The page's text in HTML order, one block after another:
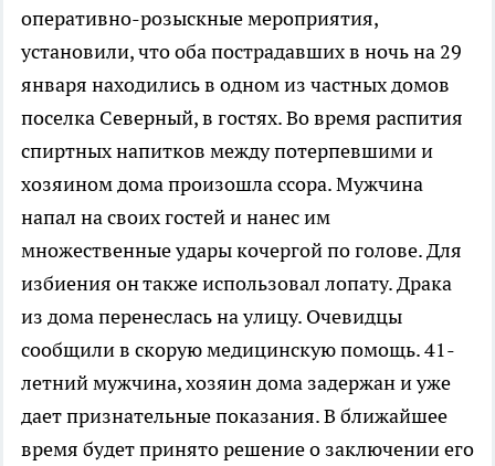
оперативно-розыскные мероприятия,
установили, что оба пострадавших в ночь на 29
января находились в одном из частных домов
поселка Северный, в гостях. Во время распития
спиртных напитков между потерпевшими и
хозяином дома произошла ссора. Мужчина
напал на своих гостей и нанес им
множественные удары кочергой по голове. Для
избиения он также использовал лопату. Драка
из дома перенеслась на улицу. Очевидцы
сообщили в скорую медицинскую помощь. 41-
летний мужчина, хозяин дома задержан и уже
дает признательные показания. В ближайшее
время будет принято решение о заключении его